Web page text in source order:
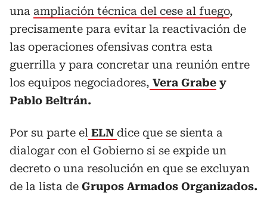
una ampliación técnica del cese al fuego,
precisamente para evitar la reactivación de
las operaciones ofensivas contra esta
guerrilla y para concretar una reunión entre
los equipos negociadores, Vera Grabe y
Pablo Beltrán.
Por su parte el ELN dice que se sienta a
dialogar con el Gobierno si se expide un
decreto o una resolución en que se excluyan
de la lista de Grupos Armados Organizados.